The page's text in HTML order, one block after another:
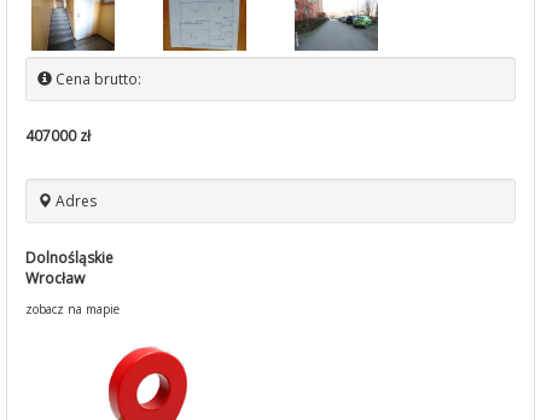
Cena brutto:
407000 zł
Adres
Dolnośląskie
Wrocław
zobacz na mapie